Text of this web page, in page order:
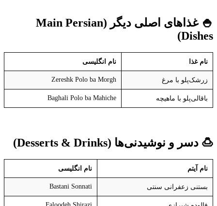
🍚 غذاهای اصلی دیگر (Main Persian
Dishes)
نام غذا نام انگلیسی
زرشک‌پلو با مرغ Zereshk Polo ba Morgh
باقالی‌پلو با ماهیچه Baghali Polo ba Mahiche
🍮 دسر و نوشیدنی‌ها(Desserts & Drinks)
نام آیتم نام انگلیسی
بستنی زعفرانی سنتی Bastani Sonnati